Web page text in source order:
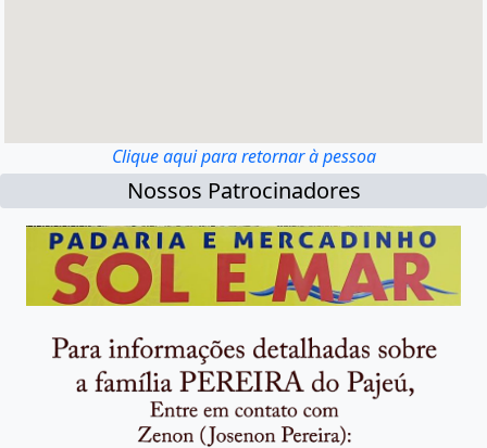
Clique aqui para retornar à pessoa
Nossos Patrocinadores